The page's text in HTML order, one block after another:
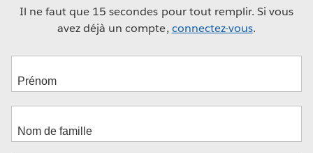
Il ne faut que 15 secondes pour tout remplir. Si vous
avez déjà un compte, connectez-vous.